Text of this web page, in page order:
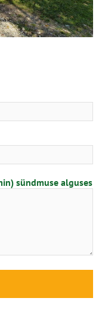
sündmuse alguses